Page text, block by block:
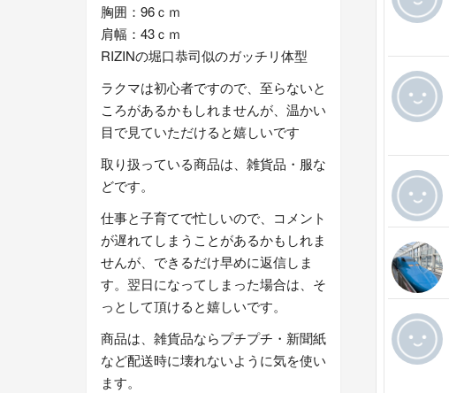
胸囲：96ｃｍ
肩幅：43ｃｍ
RIZINの堀口恭司似のガッチリ体型
ラクマは初心者ですので、至らないと
ころがあるかもしれませんが、温かい
目で見ていただけると嬉しいです
取り扱っている商品は、雑貨品・服な
どです。
仕事と子育てで忙しいので、コメント
が遅れてしまうことがあるかもしれま
せんが、できるだけ早めに返信しま
す。翌日になってしまった場合は、そ
っとして頂けると嬉しいです。
商品は、雑貨品ならプチプチ・新聞紙
など配送時に壊れないように気を使い
ます。